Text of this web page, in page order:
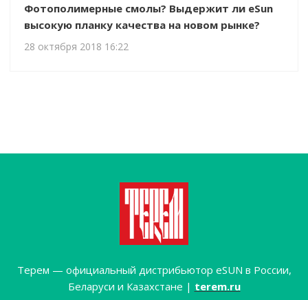
Фотополимерные смолы? Выдержит ли eSun
высокую планку качества на новом рынке?
28 октября 2018 16:22
Терем — официальный дистрибьютор eSUN в России,
Беларуси и Казахстане | terem.ru